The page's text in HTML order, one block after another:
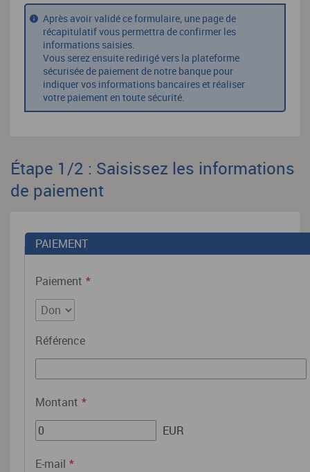
Après avoir validé ce formulaire, une page de
récapitulatif vous permettra de confirmer les
informations saisies.
Vous serez ensuite redirigé vers la plateforme
sécurisée de paiement de notre banque pour
indiquer vos informations bancaires et réaliser
votre paiement en toute sécurité.
Étape 1/2 : Saisissez les informations
de paiement
PAIEMENT
Paiement *
Référence
Montant *
EUR
E-mail *